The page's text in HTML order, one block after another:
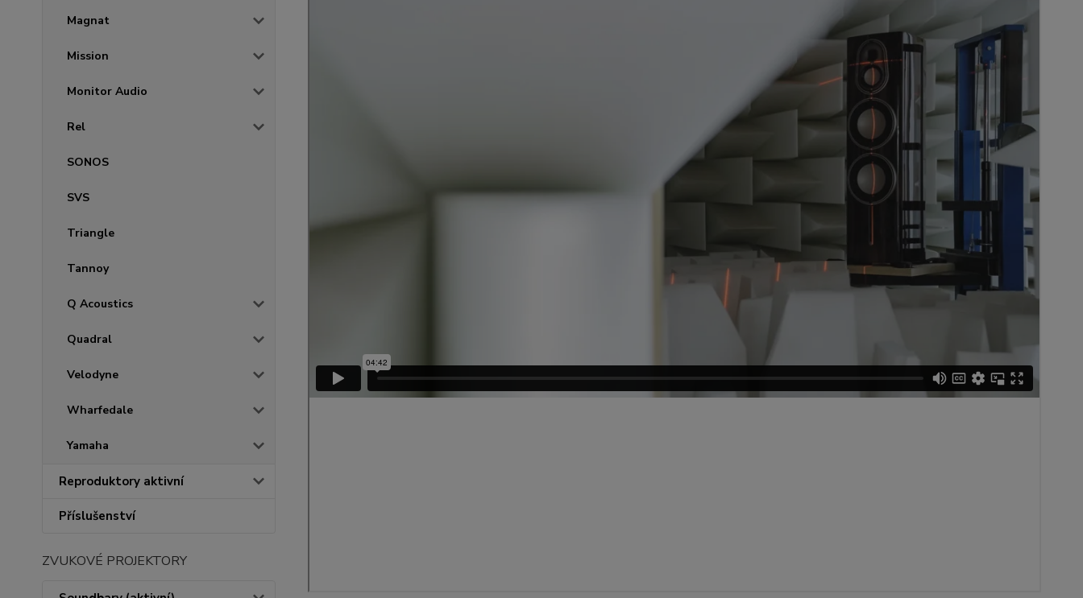
Magnat
Mission
Monitor Audio
Rel
SONOS
SVS
Triangle
Tannoy
Q Acoustics
Quadral
Velodyne
Wharfedale
Yamaha
Reproduktory aktivní
Příslušenství
ZVUKOVÉ PROJEKTORY